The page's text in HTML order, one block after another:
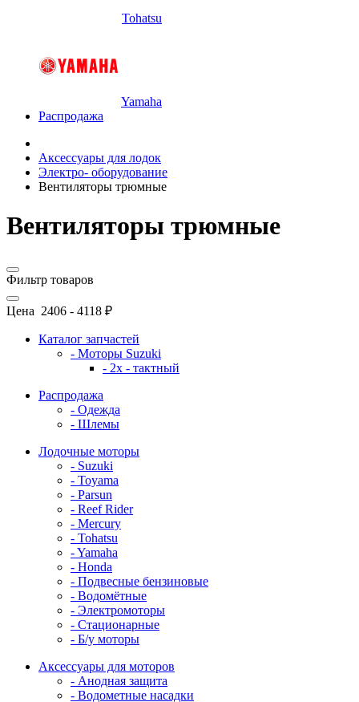
Tohatsu
Yamaha
Распродажа
Аксессуары для лодок
Электро- оборудование
Вентиляторы трюмные
Вентиляторы трюмные
Фильтр товаров
Цена 2406 - 4118 ₽
Каталог запчастей
- Моторы Suzuki
- 2x - тактный
Распродажа
- Одежда
- Шлемы
Лодочные моторы
- Suzuki
- Toyama
- Parsun
- Reef Rider
- Mercury
- Tohatsu
- Yamaha
- Honda
- Подвесные бензиновые
- Водомётные
- Электромоторы
- Стационарные
- Б/у моторы
Аксессуары для моторов
- Анодная защита
- Водометные насадки